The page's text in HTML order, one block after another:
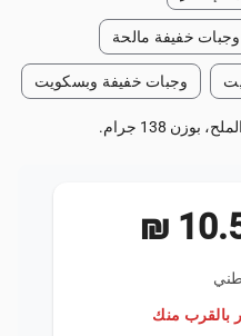
وجبات خفيفة مالحة
وجبات خفيفة وبسكويت
138 جرام.
بالقرب منك